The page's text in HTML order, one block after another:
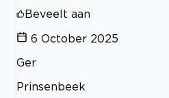
Beveelt aan
6 October 2025
Ger
Prinsenbeek